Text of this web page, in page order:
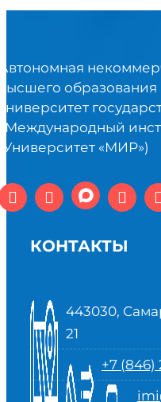
«МИР»)
КОНТАКТЫ
443030,
21
+7